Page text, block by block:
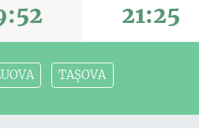
21:25
TAŞOVA